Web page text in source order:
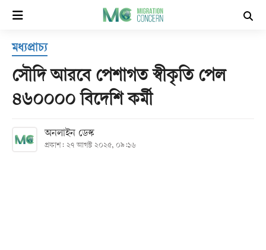
হোম
সর্বশেষ
বিভাগ
মধ্যপ্রাচ্য
সৌদি আরবে পেশাগত স্বীকৃতি পেল
৪৬০০০০ বিদেশি কর্মী
অনলাইন ডেস্ক
প্রকাশ: ২৭ আগস্ট ২০২৫, ০৯:১৬